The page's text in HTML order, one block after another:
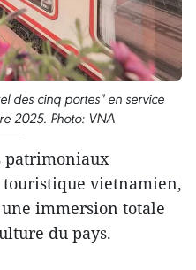
des cinq portes" en service
2025. Photo: VNA
patrimoniaux
vietnamien,
immersion totale
du pays.